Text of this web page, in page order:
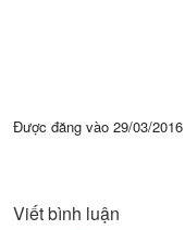
Được đăng vào 29/03/2016
Viết bình luận